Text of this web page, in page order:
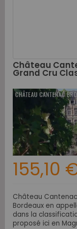
Château
Grand Cru
155,10
Château
Bordeaux en
dans la
proposé ici en